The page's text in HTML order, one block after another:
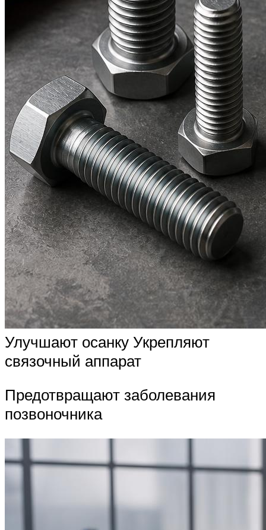
Улучшают осанку Укрепляют
связочный аппарат
Предотвращают заболевания
позвоночника